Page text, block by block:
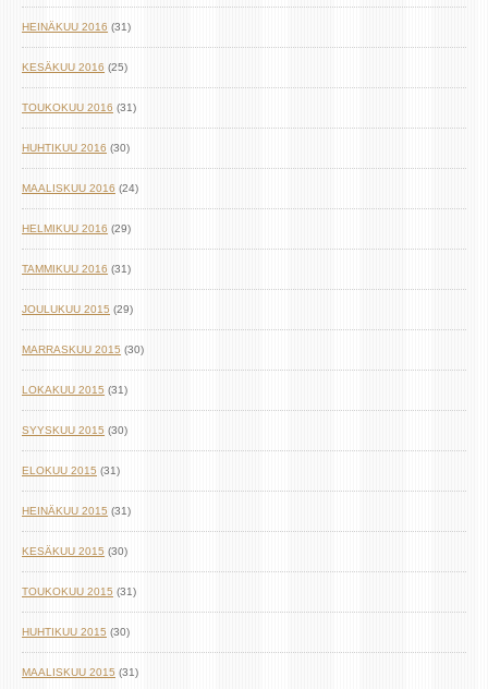
HEINÄKUU 2016 (31)
KESÄKUU 2016 (25)
TOUKOKUU 2016 (31)
HUHTIKUU 2016 (30)
MAALISKUU 2016 (24)
HELMIKUU 2016 (29)
TAMMIKUU 2016 (31)
JOULUKUU 2015 (29)
MARRASKUU 2015 (30)
LOKAKUU 2015 (31)
SYYSKUU 2015 (30)
ELOKUU 2015 (31)
HEINÄKUU 2015 (31)
KESÄKUU 2015 (30)
TOUKOKUU 2015 (31)
HUHTIKUU 2015 (30)
MAALISKUU 2015 (31)